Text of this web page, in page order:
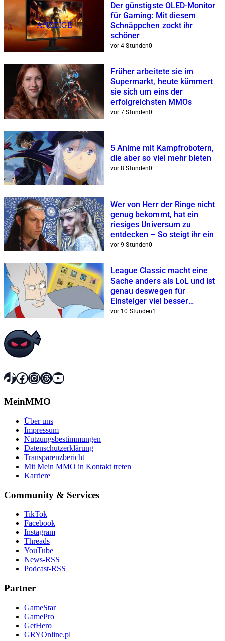
ANZEIGE
Der günstigste OLED-Monitor
für Gaming: Mit diesem
Schnäppchen zockt ihr
schöner
vor 4 Stunden0
Früher arbeitete sie im
Supermarkt, heute kümmert
sie sich um eins der
erfolgreichsten MMOs
vor 7 Stunden0
5 Anime mit Kampfrobotern,
die aber so viel mehr bieten
vor 8 Stunden0
Wer von Herr der Ringe nicht
genug bekommt, hat ein
riesiges Universum zu
entdecken – So steigt ihr ein
vor 9 Stunden0
League Classic macht eine
Sache anders als LoL und ist
genau deswegen für
Einsteiger viel besser
geeignet
vor 10 Stunden1
TikTok
Facebook
Instagram
Threads
YouTube
MeinMMO
Über uns
Impressum
Nutzungsbestimmungen
Datenschutzerklärung
Transparenzbericht
Mit Mein MMO in Kontakt treten
Karriere
Community & Services
TikTok
Facebook
Instagram
Threads
YouTube
News-RSS
Podcast-RSS
Partner
GameStar
GamePro
GetHero
GRYOnline.pl